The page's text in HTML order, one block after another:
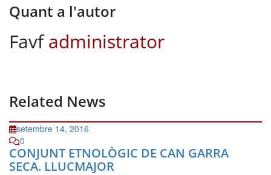
Quant a l'autor
Favfadministrator
Related News
setembre 14, 2016
0
CONJUNT ETNOLÒGIC DE CAN GARRA
SECA. LLUCMAJOR